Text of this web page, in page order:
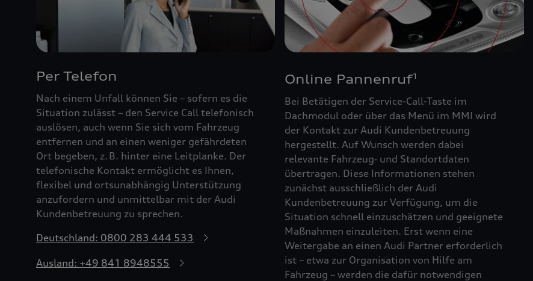
Per Telefon
Nach einem Unfall können Sie – sofern es die
Situation zulässt – den Service Call telefonisch
auslösen, auch wenn Sie sich vom Fahrzeug
entfernen und an einen weniger gefährdeten
Ort begeben, z. B. hinter eine Leitplanke. Der
telefonische Kontakt ermöglicht es Ihnen,
flexibel und ortsunabhängig Unterstützung
anzufordern und unmittelbar mit der Audi
Kundenbetreuung zu sprechen.
Deutschland: 0800 283 444 533
Ausland: +49 841 8948555
Online Pannenruf1
Bei Betätigen der Service-Call-Taste im
Dachmodul oder über das Menü im MMI wird
der Kontakt zur Audi Kundenbetreuung
hergestellt. Auf Wunsch werden dabei
relevante Fahrzeug‑ und Standortdaten
übertragen. Diese Informationen stehen
zunächst ausschließlich der Audi
Kundenbetreuung zur Verfügung, um die
Situation schnell einzuschätzen und geeignete
Maßnahmen einzuleiten. Erst wenn eine
Weitergabe an einen Audi Partner erforderlich
ist – etwa zur Organisation von Hilfe am
Fahrzeug – werden die dafür notwendigen